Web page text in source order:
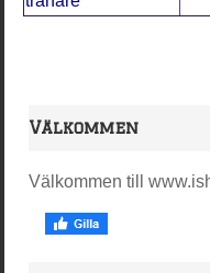
Välkommen
Välkommen till